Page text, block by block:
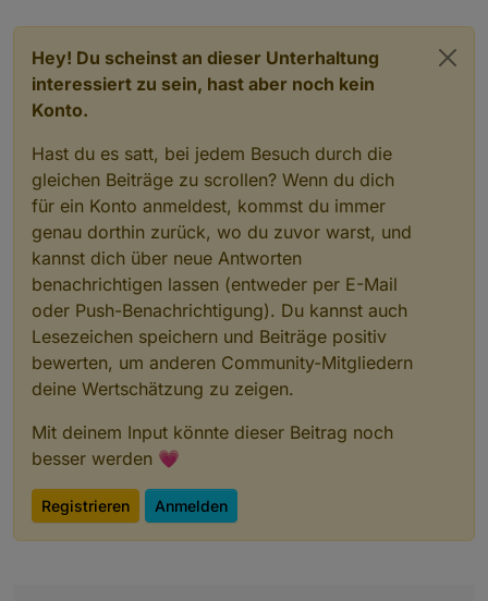
Hey! Du scheinst an dieser Unterhaltung
interessiert zu sein, hast aber noch kein
Konto.
Hast du es satt, bei jedem Besuch durch die
gleichen Beiträge zu scrollen? Wenn du dich
für ein Konto anmeldest, kommst du immer
genau dorthin zurück, wo du zuvor warst, und
kannst dich über neue Antworten
benachrichtigen lassen (entweder per E-Mail
oder Push-Benachrichtigung). Du kannst auch
Lesezeichen speichern und Beiträge positiv
bewerten, um anderen Community-Mitgliedern
deine Wertschätzung zu zeigen.
Mit deinem Input könnte dieser Beitrag noch
besser werden 💗
Registrieren Anmelden